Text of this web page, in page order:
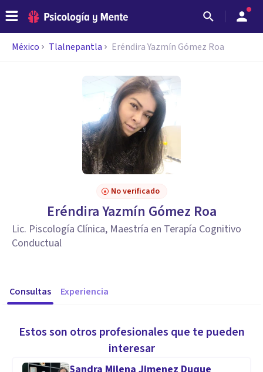
México Tlalnepantla Eréndira Yazmín Gómez Roa
No verificado
Eréndira Yazmín Gómez Roa
Lic. Piscología Clínica, Maestría en Terapía Cognitivo
Conductual
Consultas Experiencia
Estos son otros profesionales que te pueden
interesar